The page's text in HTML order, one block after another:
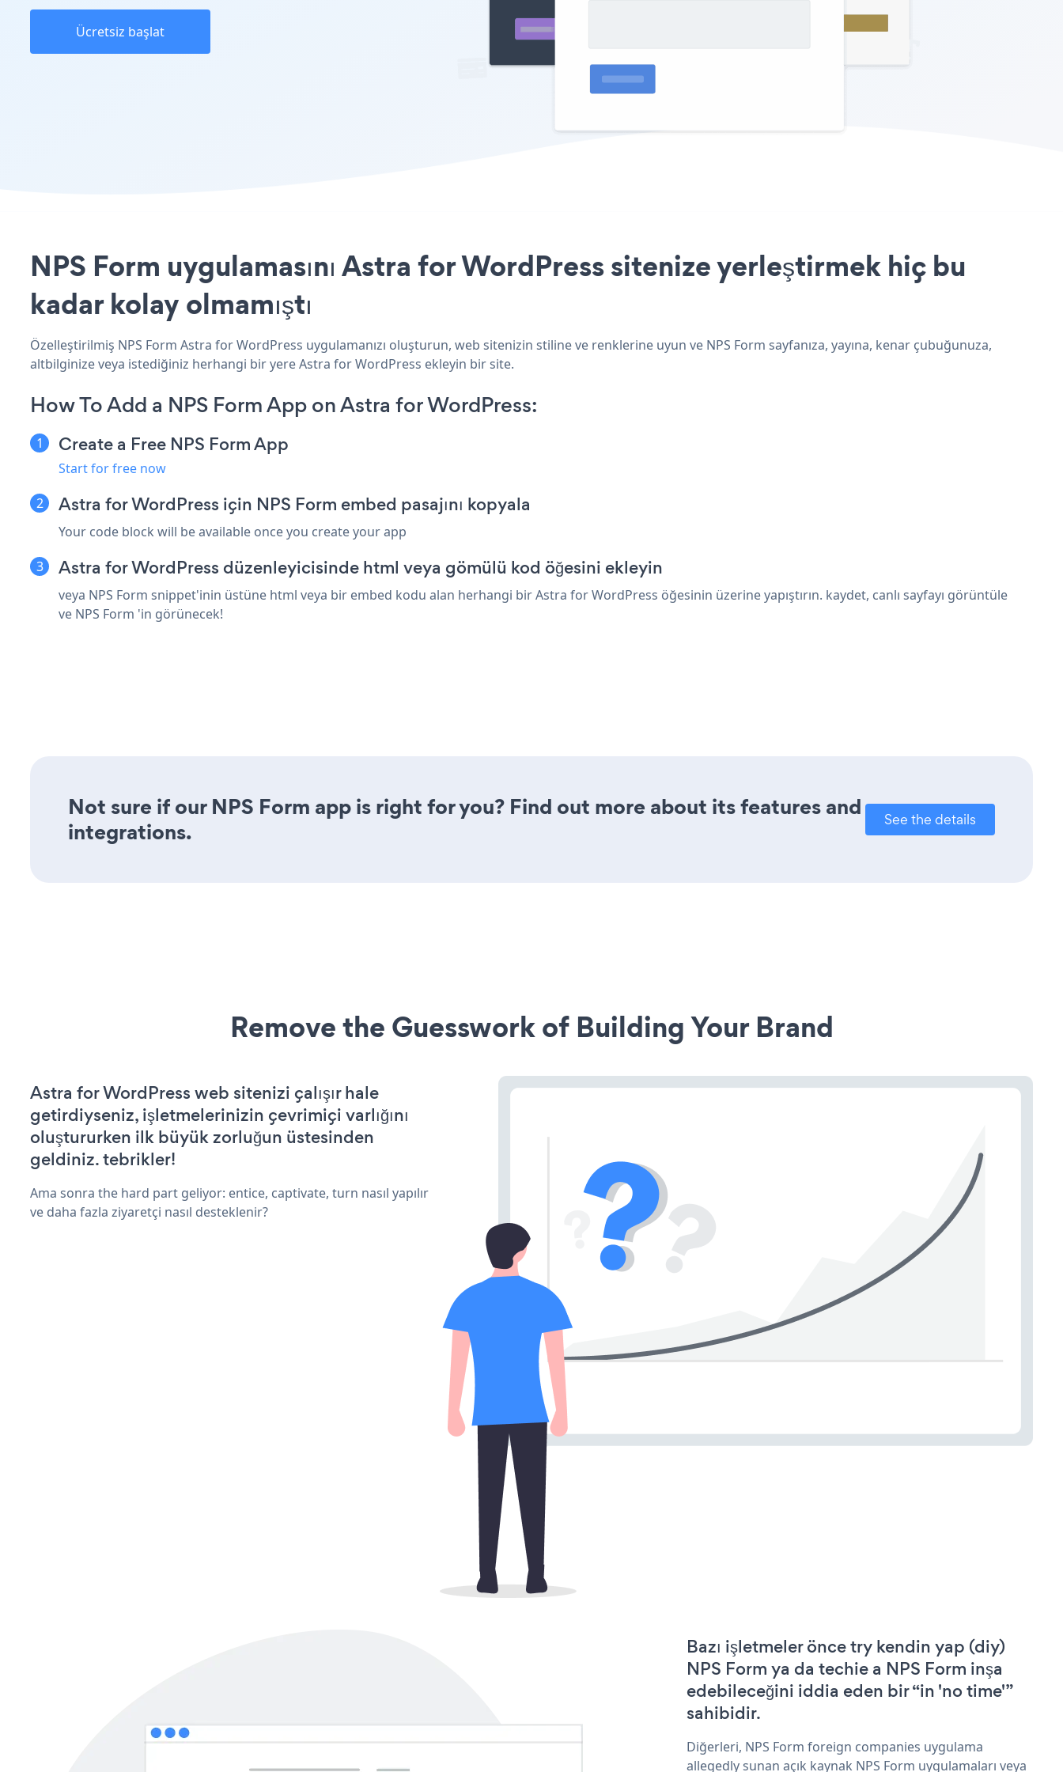
Ücretsiz başlat
NPS Form uygulamasını Astra for WordPress sitenize yerleştirmek hiç bu
kadar kolay olmamıştı
Özelleştirilmiş NPS Form Astra for WordPress uygulamanızı oluşturun, web sitenizin stiline ve renklerine uyun ve NPS Form sayfanıza, yayına, kenar çubuğunuza,
altbilginize veya istediğiniz herhangi bir yere Astra for WordPress ekleyin bir site.
How To Add a NPS Form App on Astra for WordPress:
Create a Free NPS Form App
Start for free now
Astra for WordPress için NPS Form embed pasajını kopyala
Your code block will be available once you create your app
Astra for WordPress düzenleyicisinde html veya gömülü kod öğesini ekleyin
veya NPS Form snippet'inin üstüne html veya bir embed kodu alan herhangi bir Astra for WordPress öğesinin üzerine yapıştırın. kaydet, canlı sayfayı görüntüle
ve NPS Form 'in görünecek!
Not sure if our NPS Form app is right for you? Find out more about its features and
integrations.
See the details
Remove the Guesswork of Building Your Brand
Astra for WordPress web sitenizi çalışır hale
getirdiyseniz, işletmelerinizin çevrimiçi varlığını
oluştururken ilk büyük zorluğun üstesinden
geldiniz. tebrikler!
Ama sonra the hard part geliyor: entice, captivate, turn nasıl yapılır
ve daha fazla ziyaretçi nasıl desteklenir?
Bazı işletmeler önce try kendin yap (diy)
NPS Form ya da techie a NPS Form inşa
edebileceğini iddia eden bir “in 'no time'”
sahibidir.
Diğerleri, NPS Form foreign companies uygulama
allegedly sunan açık kaynak NPS Form uygulamaları veya